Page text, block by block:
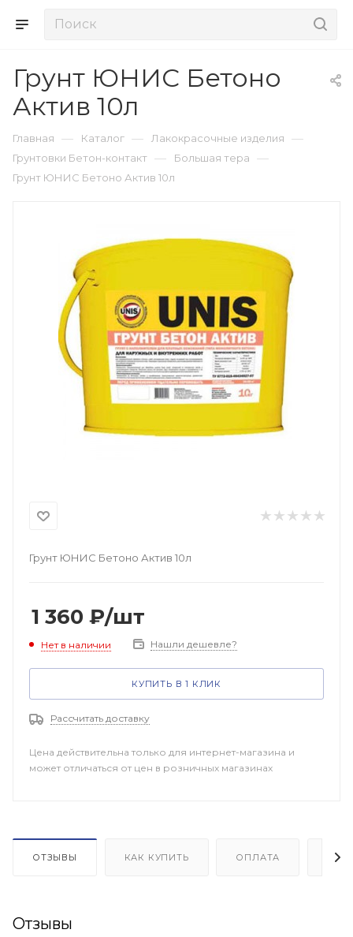
Грунт ЮНИС Бетоно
Актив 10л
Главная — Каталог — Лакокрасочные изделия —
Грунтовки Бетон-контакт — Большая тера —
Грунт ЮНИС Бетоно Актив 10л
Грунт ЮНИС Бетоно Актив 10л
1 360 ₽/шт
Нет в наличии Нашли дешевле?
КУПИТЬ В 1 КЛИК
Рассчитать доставку
Цена действительна только для интернет-магазина и
может отличаться от цен в розничных магазинах
ОТЗЫВЫ КАК КУПИТЬ ОПЛАТА
Отзывы